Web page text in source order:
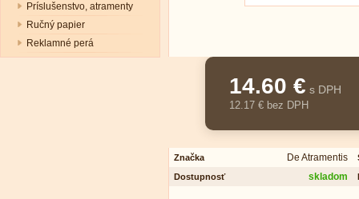
Príslušenstvo, atramenty
Ručný papier
Reklamné perá
14.60 € s DPH
12.17 € bez DPH
Značka De Atramentis
Dostupnosť
skladom